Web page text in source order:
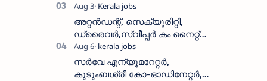
ശമ്പളം വാങ്ങാം, യോഗ്യത
അറിയാം
അറ്റൻഡന്റ്, സെക്യൂരിറ്റി,
ഡ്രൈവർ,സ്വീപ്പർ കം നൈറ്റ്
വാച്ച്മാൻ തുടങ്ങി നിരവധി
ഒഴിവുകൾ
സർവേ എന്യൂമറേറ്റർ,
കുടുംബശ്രീ കോ-ഓഡിനേറ്റർ,